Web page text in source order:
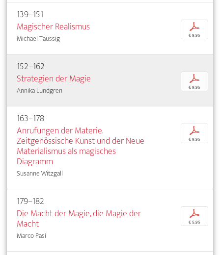
139–151
Magischer Realismus
Michael Taussig
p
€ 9,95
152–162
Strategien der Magie
Annika Lundgren
p
€ 9,95
163–178
Anrufungen der Materie.
Zeitgenössische Kunst und der Neue
Materialismus als magisches
Diagramm
Susanne Witzgall
p
€ 9,95
179–182
Die Macht der Magie, die Magie der
Macht
Marco Pasi
p
€ 5,95